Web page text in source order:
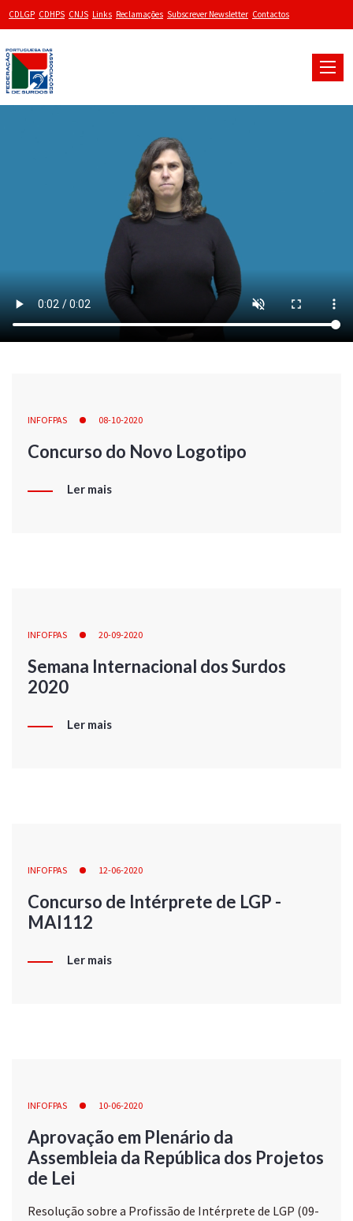
CDLGP CDHPS CNJS Links Reclamações Subscrever Newsletter Contactos
Toggle
INFOFPAS 08-10-2020
Concurso do Novo Logotipo
Ler mais
INFOFPAS 20-09-2020
Semana Internacional dos Surdos
2020
Ler mais
INFOFPAS 12-06-2020
Concurso de Intérprete de LGP -
MAI112
Ler mais
INFOFPAS 10-06-2020
Aprovação em Plenário da
Assembleia da República dos Projetos
de Lei
Resolução sobre a Profissão de Intérprete de LGP (09-